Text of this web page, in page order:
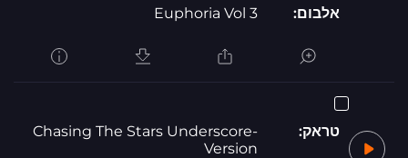
אלבום:
Euphoria Vol 3
טראק:
Chasing The Stars Underscore-
Version